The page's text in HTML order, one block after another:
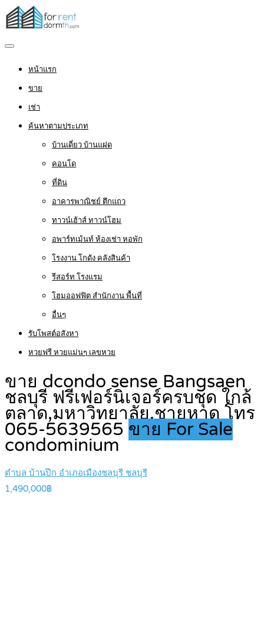
หน้าแรก
ขาย
เช่า
ค้นหาตามประเภท
บ้านเดี่ยว บ้านแฝด
คอนโด
ที่ดิน
อาคารพาณิชย์ ตึกแถว
ทาวน์เฮ้าส์ ทาวน์โฮม
อพาร์ทเม้นท์ ห้องเช่า หอพัก
โรงงาน โกดัง คลังสินค้า
รีสอร์ท โรงแรม
โฮมออฟฟิต สำนักงาน พื้นที่
อื่นๆ
รับโพสต์อสังหา
หวยฟรี หวยแม่นๆ เลขหวย
ขาย dcondo sense Bangsaen
ชลบุรี ฟรีเฟอร์นิเจอร์ครบชุด ใกล้
ตลาด,มหาวิทยาลัย,ชายหาด โทร
065-5639565 ขาย For Sale
condominium
ตำบล บ้านปึก อำเภอเมืองชลบุรี ชลบุรี
1,490,000฿